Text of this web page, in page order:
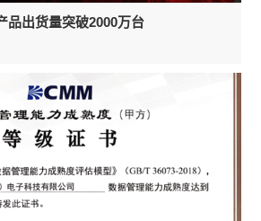
品出货量突破2000万台